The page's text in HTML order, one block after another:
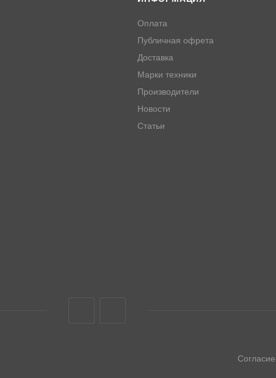
Оплата
Публичная офрета
Доставка
Марки техники
Производители
Новости
Статьи